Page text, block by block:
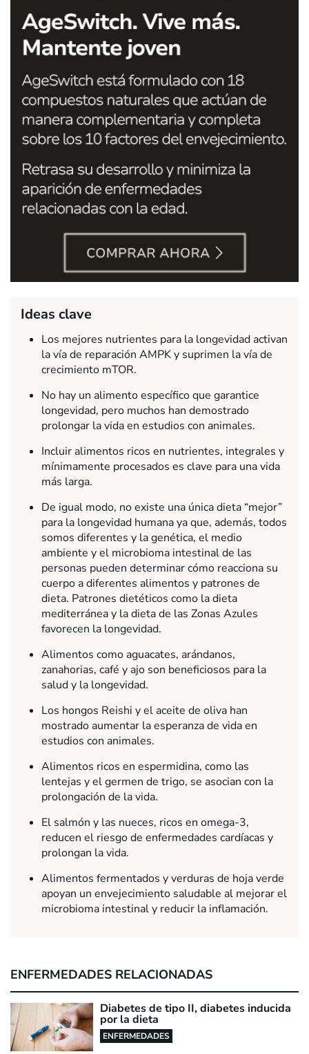
Ideas clave
Los mejores nutrientes para la longevidad activan
la vía de reparación AMPK y suprimen la vía de
crecimiento mTOR.
No hay un alimento específico que garantice
longevidad, pero muchos han demostrado
prolongar la vida en estudios con animales.
Incluir alimentos ricos en nutrientes, integrales y
mínimamente procesados es clave para una vida
más larga.
De igual modo, no existe una única dieta “mejor”
para la longevidad humana ya que, además, todos
somos diferentes y la genética, el medio
ambiente y el microbioma intestinal de las
personas pueden determinar cómo reacciona su
cuerpo a diferentes alimentos y patrones de
dieta. Patrones dietéticos como la dieta
mediterránea y la dieta de las Zonas Azules
favorecen la longevidad.
Alimentos como aguacates, arándanos,
zanahorias, café y ajo son beneficiosos para la
salud y la longevidad.
Los hongos Reishi y el aceite de oliva han
mostrado aumentar la esperanza de vida en
estudios con animales.
Alimentos ricos en espermidina, como las
lentejas y el germen de trigo, se asocian con la
prolongación de la vida.
El salmón y las nueces, ricos en omega-3,
reducen el riesgo de enfermedades cardíacas y
prolongan la vida.
Alimentos fermentados y verduras de hoja verde
apoyan un envejecimiento saludable al mejorar el
microbioma intestinal y reducir la inflamación.
ENFERMEDADES RELACIONADAS
Diabetes de tipo II, diabetes inducida
por la dieta
ENFERMEDADES